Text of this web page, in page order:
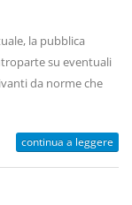
la pubblica
su eventuali
da norme che
continua a leggere